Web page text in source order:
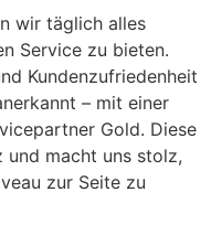
wir täglich alles
Service zu bieten.
Kundenzufriedenheit
– mit einer
Gold. Diese
und macht uns stolz,
zur Seite zu